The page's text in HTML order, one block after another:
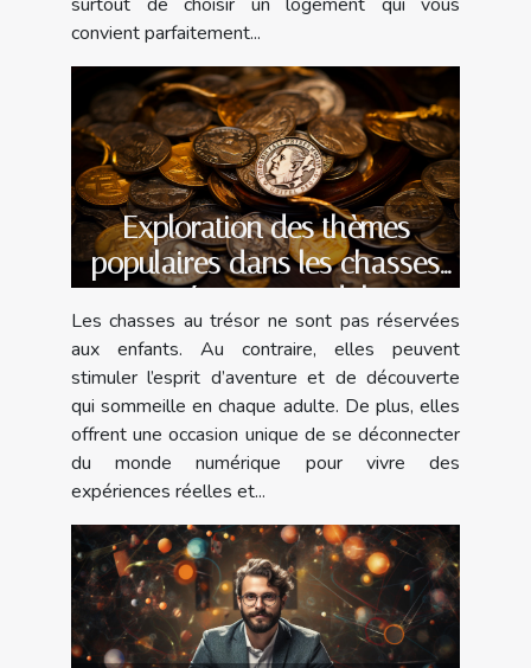
convient parfaitement...
Exploration des thèmes
populaires dans les chasses
au trésor pour adultes
Les chasses au trésor ne sont pas réservées
aux enfants. Au contraire, elles peuvent
stimuler l’esprit d’aventure et de découverte
qui sommeille en chaque adulte. De plus, elles
offrent une occasion unique de se déconnecter
du monde numérique pour vivre des
expériences réelles et...